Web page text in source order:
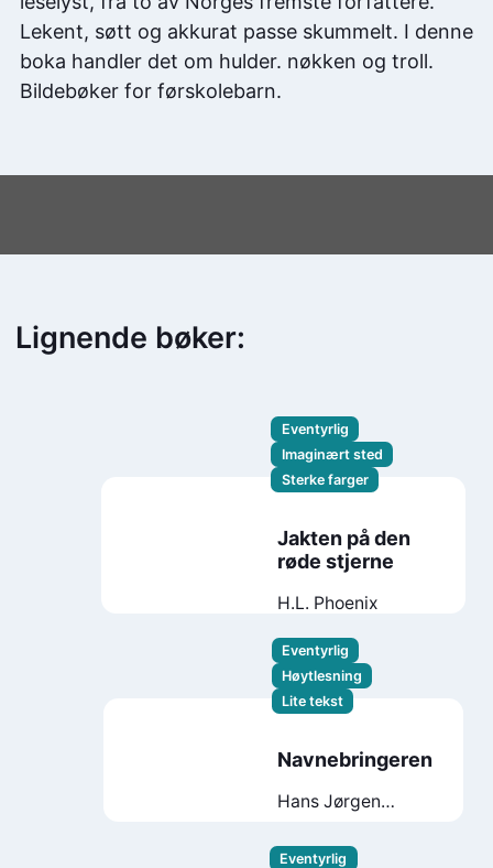
Lekent, søtt og akkurat passe skummelt. I denne
boka handler det om hulder. nøkken og troll.
Bildebøker for førskolebarn.
Lignende bøker:
Eventyrlig
Imaginært sted
Sterke farger
Jakten på den
røde stjerne
H.L. Phoenix
Eventyrlig
Høytlesning
Lite tekst
Navnebringeren
Hans Jørgen
Lunde
Eventyrlig